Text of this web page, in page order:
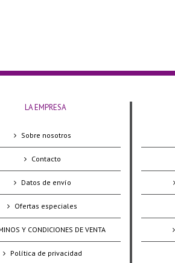
LA EMPRESA
Sobre nosotros
Contacto
Datos de envío
Ofertas especiales
Y CONDICIONES DE VENTA
Política de privacidad